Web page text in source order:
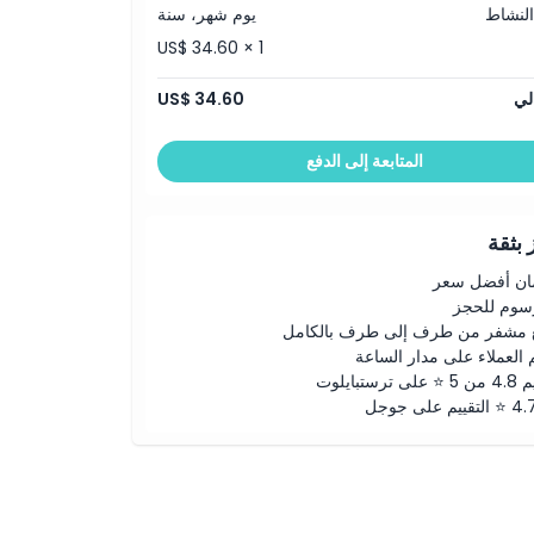
يوم شهر، سنة
US$ 34.60 × 1
US$ 34.60
المتابعة إلى الدفع
بثقة
أفضل سعر
للحجز
مشفر من طرف إلى طرف بالكامل
العملاء على مدار الساعة
على جوجل